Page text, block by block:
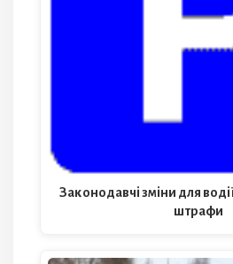
Законодавчі зміни для
штрафи